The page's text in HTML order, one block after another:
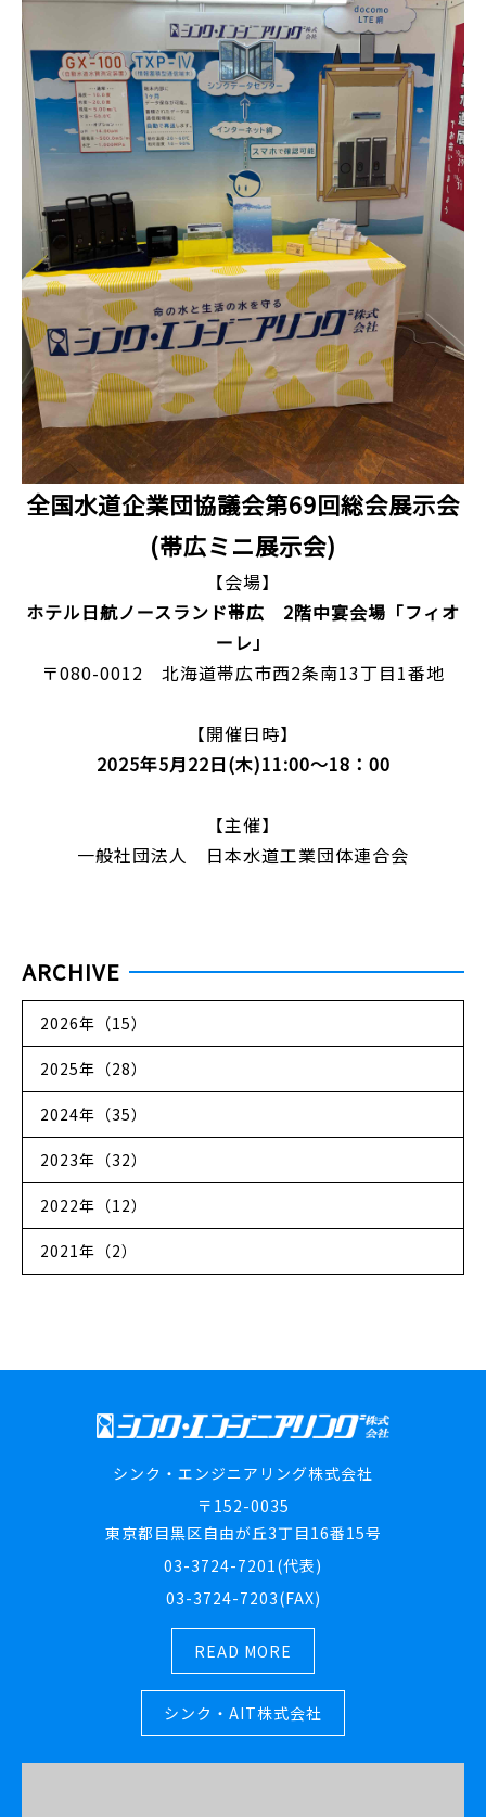
全国水道企業団協議会第69回総会展示会
(帯広ミニ展示会)
【会場】
ホテル日航ノースランド帯広 2階中宴会場「フィオ
ーレ」
〒080-0012 北海道帯広市西2条南13丁目1番地
【開催日時】
2025年5月22日(木)11:00～18：00
【主催】
一般社団法人 日本水道工業団体連合会
ARCHIVE
2026年（15）
2025年（28）
2024年（35）
2023年（32）
2022年（12）
2021年（2）
シンク・エンジニアリング株式会社
〒152-0035
東京都目黒区自由が丘3丁目16番15号
03-3724-7201(代表)
03-3724-7203(FAX)
READ MORE
シンク・AIT株式会社